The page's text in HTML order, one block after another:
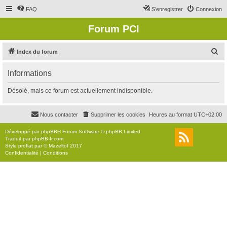
FAQ Connexion
S’enregistrer
Forum PCI
Index du forum
r
c
r
Informations
Désolé, mais ce forum est actuellement indisponible.
Heures au format UTC+02:00
Supprimer les cookies
Nous contacter
Développé parphpBB® Forum Software © phpBB Limited
Traduit parphpBB-fr.com
Style proflat par ©Mazeltof 2017
Confidentialité | Conditions